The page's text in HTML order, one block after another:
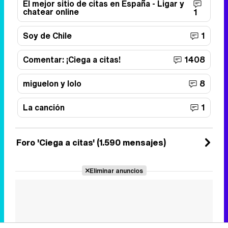
El mejor sitio de citas en España - Ligar y
chatear online
1
Soy de Chile
1
Comentar: ¡Ciega a citas!
1408
miguelon y lolo
8
La canción
1
Foro 'Ciega a citas' (1.590 mensajes)
Eliminar anuncios